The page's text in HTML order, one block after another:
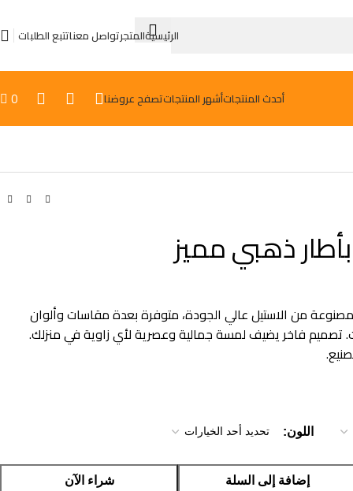
الرئيسيةالمتجرتواصل معناتتبع الطلبات
أحدث المنتجاتأشهر المنتجاتتصفح عروضنا  0
ذهبي مميز
من الاستيل عالي الجودة، متوفرة بعدة مقاسات وألوان
تصميم فاخر يضيف لمسة جمالية وعصرية لأي زاوية في منزلك.
اللون
إضافة إلى السلة شراء الآن